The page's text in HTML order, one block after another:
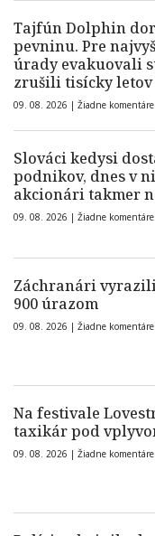
Tajfún Dolphin
pevninu. Pre
úrady evakuovali
zrušili tisícky letov
09. 08. 2026 | Žiadne komentáre
Slováci kedysi
podnikov, dnes v
akcionári takmer
09. 08. 2026 | Žiadne komentáre
Záchranári
900 úrazom
09. 08. 2026 | Žiadne komentáre
Na festivale
taxikár pod
09. 08. 2026 | Žiadne komentáre